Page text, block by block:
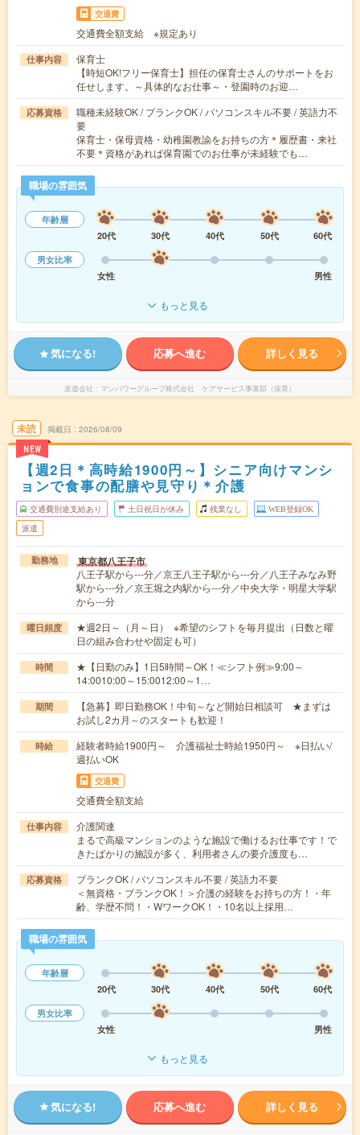
交通費
交通費全額支給 ※規定あり
仕事内容
保育士
【時短OK!フリー保育士】担任の保育士さんのサポートをお
任せします。～具体的なお仕事～・登園時のお迎…
応募資格
職種未経験OK / ブランクOK / パソコンスキル不要 / 英語力不
要
保育士・保母資格・幼稚園教諭をお持ちの方＊履歴書・来社
不要＊資格があれば保育園でのお仕事が未経験でも…
職場の雰囲気
年齢層
20代
30代 40代 50代
60代
男女比率
女性
男性
もっと見る
気になる! 応募へ進む 詳しく見る
派遣会社 マンパワーグループ株式会社 ケアサービス事業部（保育）
未読
NEW
掲載日 2026/08/09
【週2日＊高時給1900円～】シニア向けマンシ
ョンで食事の配膳や見守り＊介護
交通費別途支給あり 土日祝日が休み 残業なし WEB登録OK
派遣
勤務地 東京都八王子市
八王子駅から---分／京王八王子駅から---分／八王子みなみ野
駅から---分／京王堀之内駅から---分／中央大学・明星大学駅
から---分
曜日頻度
★週2日～（月～日） ※希望のシフトを毎月提出（日数と曜
日の組み合わせや固定も可）
時間
★【日勤のみ】1日5時間～OK！≪シフト例≫9:00～
14:0010:00～15:0012:00～1…
期間
【急募】即日勤務OK！中旬～など開始日相談可 ★まずは
お試し2カ月～のスタートも歓迎！
時給
経験者時給1900円～ 介護福祉士時給1950円～ ※日払い/
週払いOK
交通費
交通費全額支給
仕事内容
介護関連
まるで高級マンションのような施設で働けるお仕事です！で
きたばかりの施設が多く、利用者さんの要介護度も…
応募資格
ブランクOK / パソコンスキル不要 / 英語力不要
＜無資格・ブランクOK！＞介護の経験をお持ちの方！・年
齢、学歴不問！・WワークOK！・10名以上採用…
職場の雰囲気
年齢層
20代
30代 40代 50代
60代
男女比率
女性
男性
もっと見る
気になる! 応募へ進む 詳しく見る